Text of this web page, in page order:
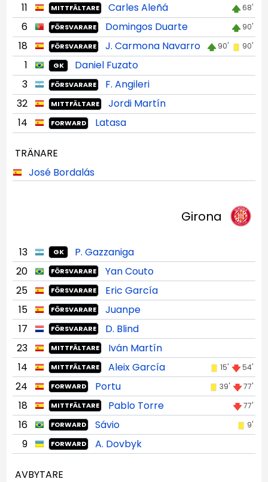
11 MITTFÄLTARE Carles Aleñá 68'
6 FÖRSVARARE Domingos Duarte 90'
18 FÖRSVARARE J. Carmona Navarro 90' 90'
1 GK
Daniel Fuzato
3
FÖRSVARARE
F. Angileri
32
MITTFÄLTARE
Jordi Martín
14
FORWARD Latasa
TRÄNARE
José Bordalás
Girona
13 GK
P. Gazzaniga
20
FÖRSVARARE
Yan Couto
25
FÖRSVARARE
Eric García
15
FÖRSVARARE
Juanpe
17
FÖRSVARARE
D. Blind
23
MITTFÄLTARE
Iván Martín
14
MITTFÄLTARE Aleix García 15' 54'
24 FORWARD Portu 39' 77'
18 MITTFÄLTARE Pablo Torre 77'
16 FORWARD Sávio 9'
9 FORWARD A. Dovbyk
AVBYTARE